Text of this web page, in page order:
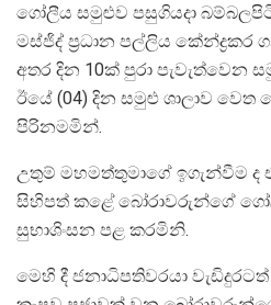
ගෝලීය සමුළුව පසුගියදා
මස්ජිද් ප්‍රධාන පල්ලිය
අතර දින 10ක් පුරා පැවැත්වෙන
ඊයේ (04) දින සමුළු ශාලාව වෙත
පිරිනමමින්.
උතුම් මහමත්තුමාගේ ඉගැන්වීම ද
සිහිපත් කළේ බෝරාවරුන්ගේ
සුභාශිංසන පළ කරමිනි.
මෙහි දී ජනාධිපතිවරයා